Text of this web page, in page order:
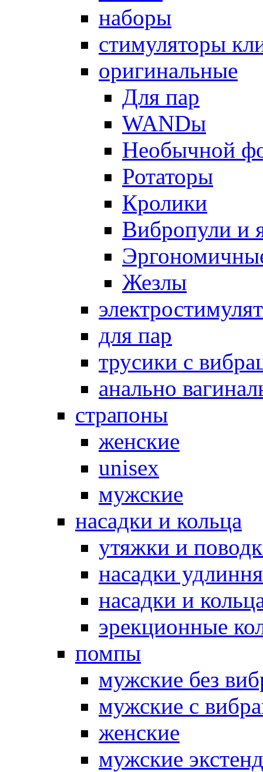
наборы
стимуляторы
оригинальные
Для пар
WANDы
Необычной
Ротаторы
Кролики
Вибропули и
Жезлы
для пар
трусики с
анально
страпоны
женские
unisex
мужские
насадки и кольца
утяжки и
насадки
насадки и
эрекционные
помпы
мужские без
мужские с
женские
мужские